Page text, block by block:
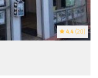
4.4 (20)